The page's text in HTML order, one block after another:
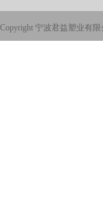
Copyright 宁波君益塑业有限